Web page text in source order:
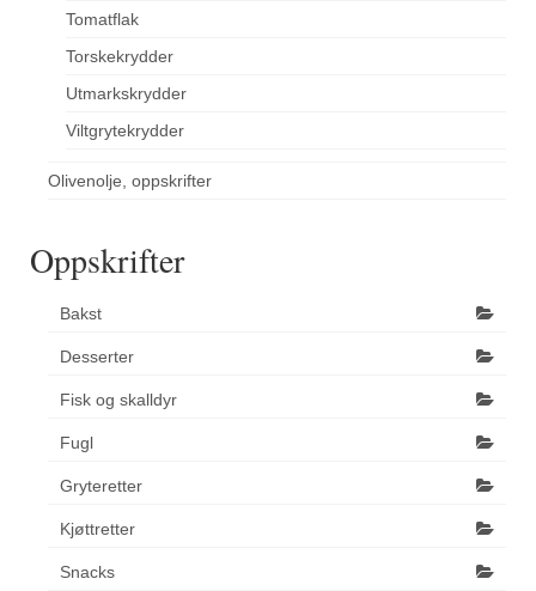
Tomatflak
Torskekrydder
Utmarkskrydder
Viltgrytekrydder
Olivenolje, oppskrifter
Oppskrifter
Bakst
Desserter
Fisk og skalldyr
Fugl
Gryteretter
Kjøttretter
Snacks